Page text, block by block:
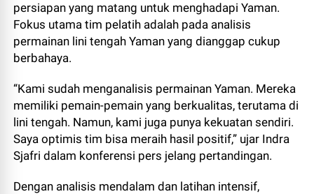
persiapan yang matang untuk menghadapi Yaman.
Fokus utama tim pelatih adalah pada analisis
permainan lini tengah Yaman yang dianggap cukup
berbahaya.
“Kami sudah menganalisis permainan Yaman. Mereka
memiliki pemain-pemain yang berkualitas, terutama di
lini tengah. Namun, kami juga punya kekuatan sendiri.
Saya optimis tim bisa meraih hasil positif,” ujar Indra
Sjafri dalam konferensi pers jelang pertandingan.
Dengan analisis mendalam dan latihan intensif,